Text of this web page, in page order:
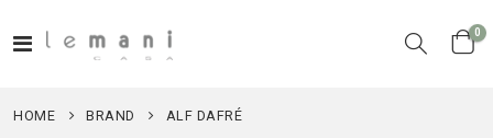
Toggle
Cart
0
HOME BRAND ALF DAFRÉ